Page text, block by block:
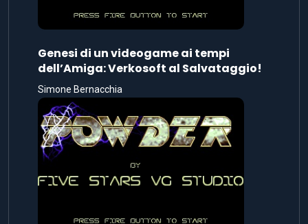
Genesi di un videogame ai tempi
dell’Amiga: Verkosoft al Salvataggio!
Simone Bernacchia